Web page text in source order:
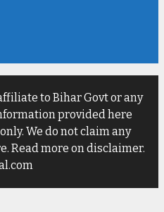
to Bihar Govt or any
provided here
We do not claim any
Read more on disclaimer.